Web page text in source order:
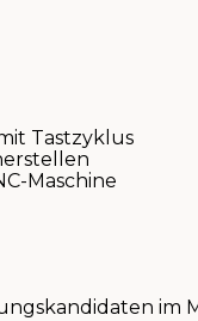
Tastzyklus
Maschine
im